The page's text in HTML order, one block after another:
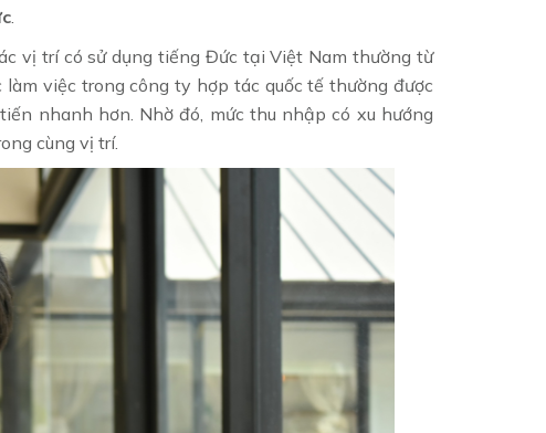
.
vị trí có sử dụng tiếng Đức tại Việt Nam thường từ
làm việc trong công ty hợp tác quốc tế thường được
nhanh hơn. Nhờ đó, mức thu nhập có xu hướng
cùng vị trí.